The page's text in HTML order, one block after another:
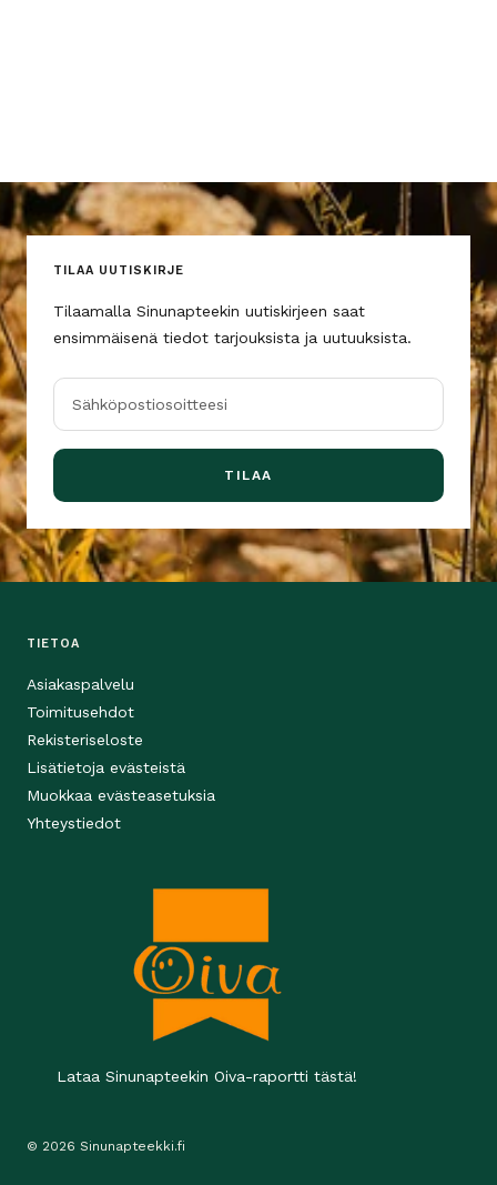
TILAA UUTISKIRJE
Tilaamalla Sinunapteekin uutiskirjeen saat
ensimmäisenä tiedot tarjouksista ja uutuuksista.
Sähköpostiosoitteesi
TILAA
TIETOA
Asiakaspalvelu
Toimitusehdot
Rekisteriseloste
Lisätietoja evästeistä
Muokkaa evästeasetuksia
Yhteystiedot
Lataa Sinunapteekin Oiva-raportti tästä!
© 2026 Sinunapteekki.fi